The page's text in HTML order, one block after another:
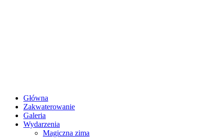
Główna
Zakwaterowanie
Galeria
Wydarzenia
Magiczna zima